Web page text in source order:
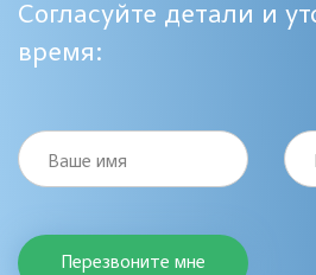
Согласуйте детали и
время:
Ваше имя